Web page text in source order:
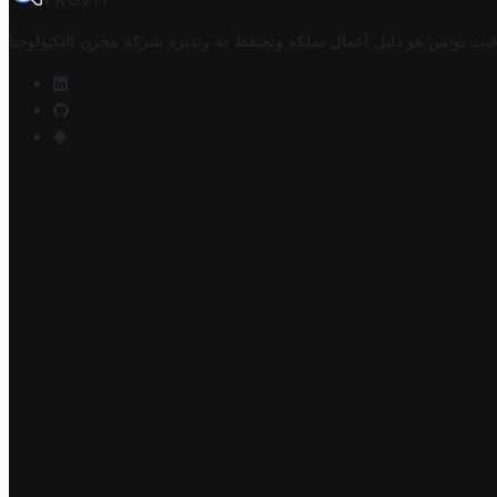
تونس هو دليل أعمال تملكه وتحتفظ به وتديره شركة مخزن التكنولوجيا